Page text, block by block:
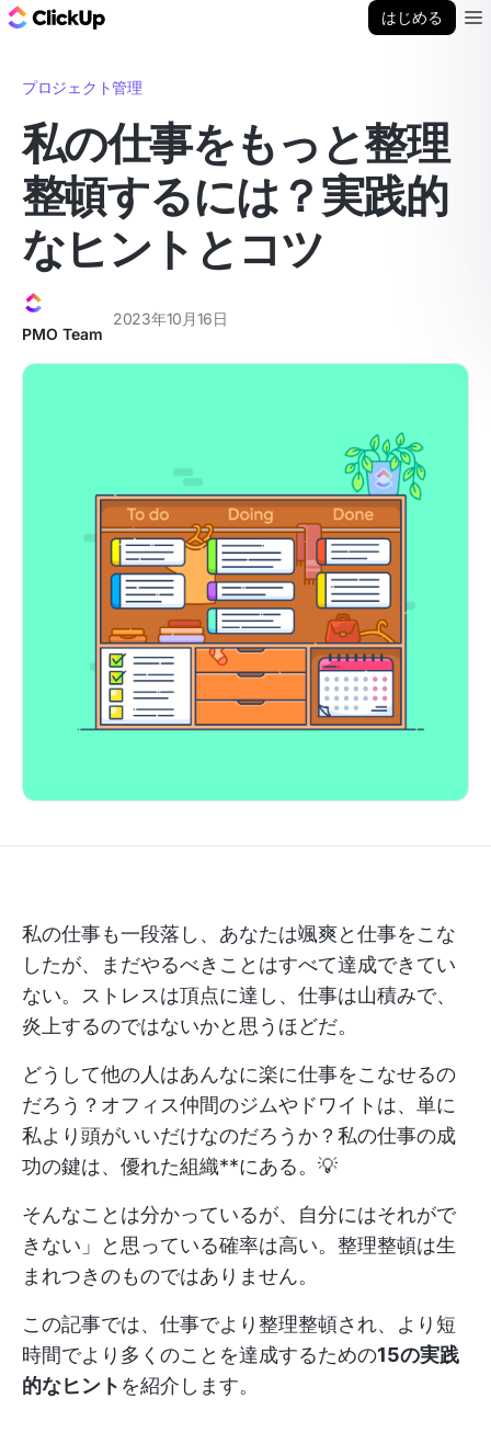
はじめる
プロジェクト管理
私の仕事をもっと整理
整頓するには？実践的
なヒントとコツ
PMO Team
2023年10月16日
私の仕事も一段落し、あなたは颯爽と仕事をこな
したが、まだやるべきことはすべて達成できてい
ない。ストレスは頂点に達し、仕事は山積みで、
炎上するのではないかと思うほどだ。
どうして他の人はあんなに楽に仕事をこなせるの
だろう？オフィス仲間のジムやドワイトは、単に
私より頭がいいだけなのだろうか？私の仕事の成
功の鍵は、優れた組織**にある。💡
そんなことは分かっているが、自分にはそれがで
きない」と思っている確率は高い。整理整頓は生
まれつきのものではありません。
この記事では、仕事でより整理整頓され、より短
時間でより多くのことを達成するための15の実践
的なヒント を紹介します。